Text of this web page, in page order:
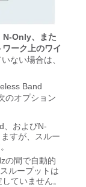
Only、また
ーク上のワイ
ない場合は、
Band
のオプション
、およびN-
すが、スルー
の間で自動的
ループットは
ていません。